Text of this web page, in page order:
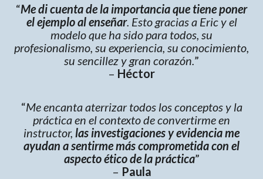
“Me di cuenta de la importancia que tiene poner
el ejemplo al enseñar. Esto gracias a Eric y el
modelo que ha sido para todos, su
profesionalismo, su experiencia, su conocimiento,
su sencillez y gran corazón.”
– Héctor
“Me encanta aterrizar todos los conceptos y la
práctica en el contexto de convertirme en
instructor, las investigaciones y evidencia me
ayudan a sentirme más comprometida con el
aspecto ético de la práctica”
– Paula